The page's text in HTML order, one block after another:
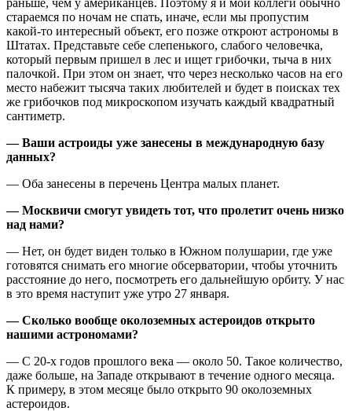
стараемся по ночам не спать, иначе, если мы пропустим
какой-то интересный объект, его позже откроют астрономы в
Штатах. Представьте себе слепенького, слабого человечка,
который первым пришел в лес и ищет грибочки, тыча в них
палочкой. При этом он знает, что через несколько часов на его
место набежит тысяча таких любителей и будет в поисках тех
же грибочков под микроскопом изучать каждый квадратный
сантиметр.
— Ваши астроиды уже занесены в международную базу
данных?
— Оба занесены в перечень Центра малых планет.
— Москвичи смогут увидеть тот, что пролетит очень низко
над нами?
— Нет, он будет виден только в Южном полушарии, где уже
готовятся снимать его многие обсерватории, чтобы уточнить
расстояние до него, посмотреть его дальнейшую орбиту. У нас
в это время наступит уже утро 27 января.
— Сколько вообще околоземных астероидов открыто
нашими астрономами?
— С 20-х годов прошлого века — около 50. Такое количество,
даже больше, на Западе открывают в течение одного месяца.
К примеру, в этом месяце было открыто 90 околоземных
астероидов.